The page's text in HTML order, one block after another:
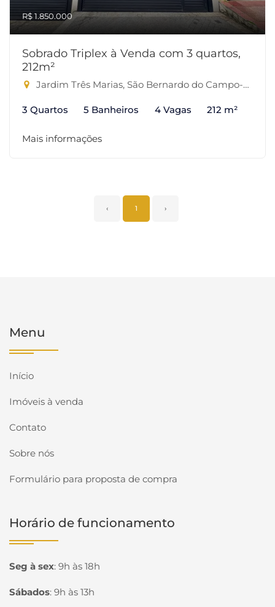
R$ 1.850.000
Sobrado Triplex à Venda com 3 quartos,
212m²
Jardim Três Marias, São Bernardo do Campo-SP
3 Quartos 5 Banheiros 4 Vagas 212 m²
Mais informações
‹ 1 ›
Menu
Início
Imóveis à venda
Contato
Sobre nós
Formulário para proposta de compra
Horário de funcionamento
Seg à sex: 9h às 18h
Sábados: 9h às 13h